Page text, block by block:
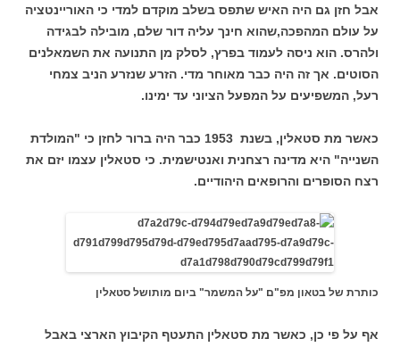
אבל חזן גם היה האיש שתפס בשלב מוקדם למדי כי האוריינטציה
על עולם המהפכה,שהוא חינך עליה דור שלם, מובילה לבגידה
ולהרס. הוא ניסה לעמוד בפרץ, לסלק מן התנועה את השמאלנים
הסוטים. אך זה היה כבר מאוחר מדי. הזרע שנזרע הניב צמחי
רעל, המשפיעים על המפעל הציוני עד ימינו.
כאשר מת סטאלין, בשנת 1953 כבר היה ברור לחזן כי "המולדת
השנייה" היא מדינה רצחנית ואנטישמית. כי סטאלין עצמו יזם את
רצח הסופרים והרופאים היהודיים.
כותרת של בטאון מפ"ם "על המשמר" ביום מותושל סטאלין
אף על פי כן, כאשר מת סטאלין התעטף הקיבוץ הארצי באבל